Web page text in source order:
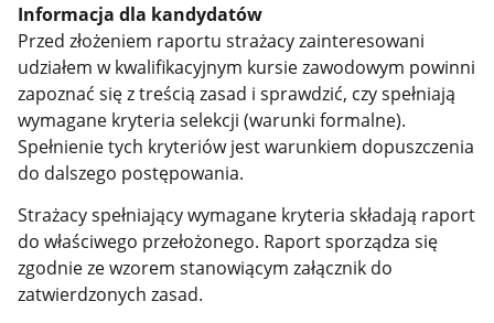
Informacja dla kandydatów
Przed złożeniem raportu strażacy zainteresowani
udziałem w kwalifikacyjnym kursie zawodowym powinni
zapoznać się z treścią zasad i sprawdzić, czy spełniają
wymagane kryteria selekcji (warunki formalne).
Spełnienie tych kryteriów jest warunkiem dopuszczenia
do dalszego postępowania.
Strażacy spełniający wymagane kryteria składają raport
do właściwego przełożonego. Raport sporządza się
zgodnie ze wzorem stanowiącym załącznik do
zatwierdzonych zasad.